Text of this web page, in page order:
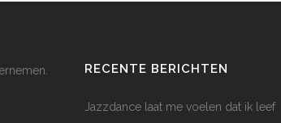
RECENTE BERICHTEN
Jazzdance laat me voelen dat ik leef